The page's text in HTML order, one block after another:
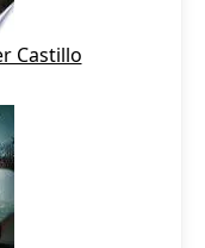
Castillo